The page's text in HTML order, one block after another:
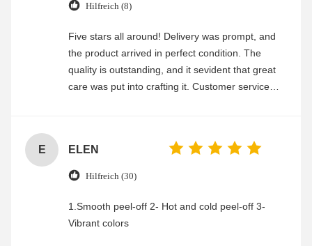
Hilfreich (8)
Five stars all around! Delivery was prompt, and
the product arrived in perfect condition. The
quality is outstanding, and it sevident that great
care was put into crafting it. Customer service
E ELEN
Hilfreich (30)
1.Smooth peel-off 2- Hot and cold peel-off 3-
Vibrant colors